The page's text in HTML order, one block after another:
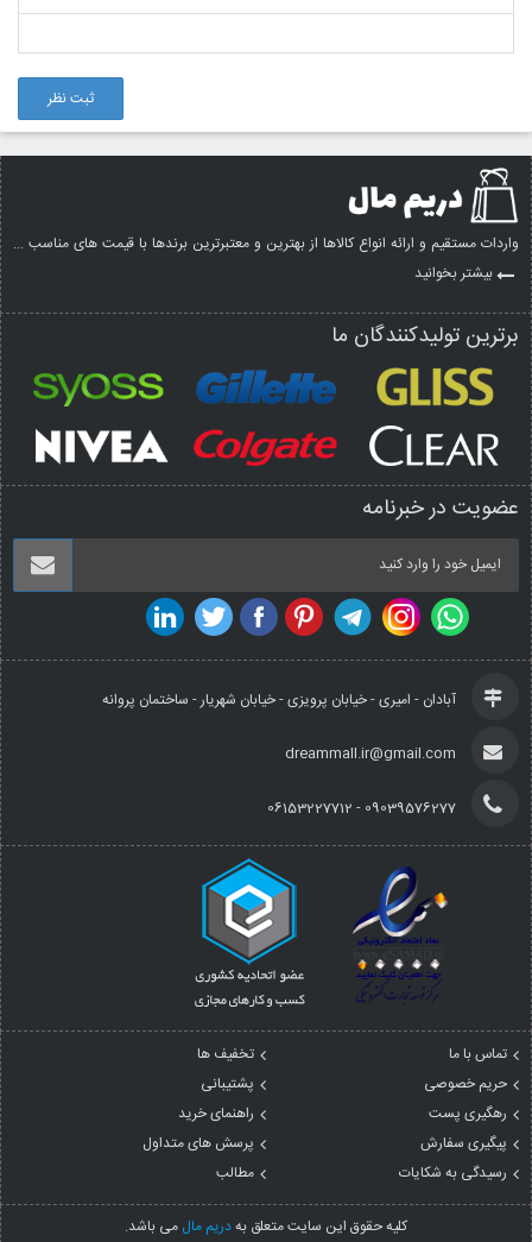
ثبت نظر
واردات مستقیم و ارائه انواع کالاها از بهترین و معتبرترین برندها با قیمت های مناسب ...
بیشتر بخوانید
برترین تولیدکنندگان ما
عضویت در خبرنامه
آبادان - امیری - خیابان پرویزی - خیابان شهریار - ساختمان پروانه
dreammall.ir@gmail.com
09039576277 - 06153227712
تماس با ما
تخفیف ها
حریم خصوصی
پشتیبانی
رهگیری پست
راهنمای خرید
پیگیری سفارش
پرسش های متداول
رسیدگی به شکایات
مطالب
کليه حقوق اين سايت متعلق بهدریم مال می باشد.